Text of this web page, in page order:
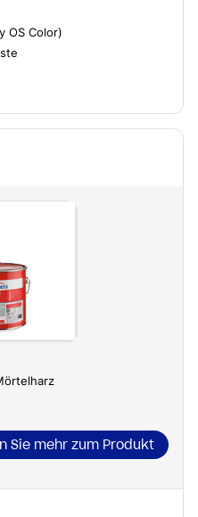
OS Color)
Sie mehr zum Produkt